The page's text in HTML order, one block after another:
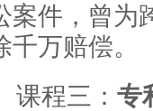
案件，曾为
千万赔偿。
课程三： 专